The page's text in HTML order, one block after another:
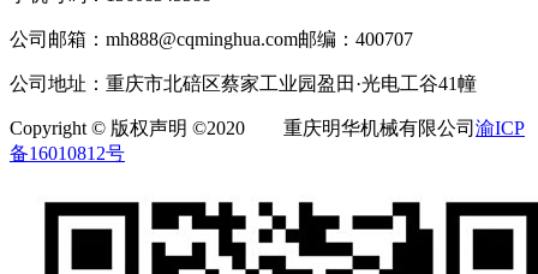
公司邮箱： mh888@cqminghua.com邮编： 400707
公司地址： 重庆市北碚区蔡家工业园盈田·光电工谷41幢
Copyright © 版权声明 ©2020 重庆明华机械有限公司 渝ICP
备16010812号